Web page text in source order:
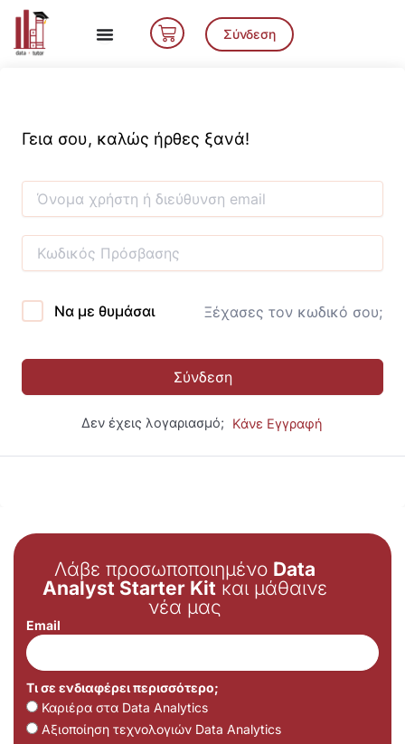
Μετάβαση
περιεχόμενο
Cart Σύνδεση
Γεια σου, καλώς ήρθες ξανά!
Να με θυμάσαι Ξέχασες τον κωδικό σου;
Σύνδεση
Δεν έχεις λογαριασμό; Κάνε Εγγραφή
Λάβε προσωποποιημένο Data
Analyst Starter Kit και μάθαινε
νέα μας
Email
Τι σε ενδιαφέρει περισσότερο;
Καριέρα στα Data Analytics
Αξιοποίηση τεχνολογιών Data Analytics